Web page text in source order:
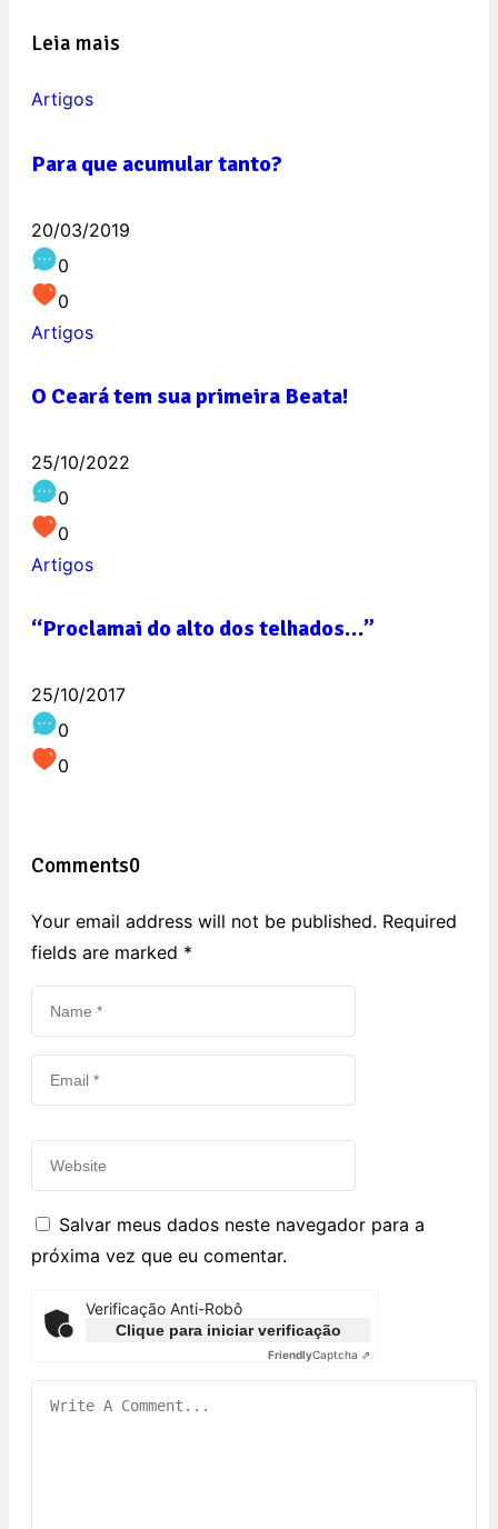
Leia mais
Artigos
Para que acumular tanto?
20/03/2019
0
0
Artigos
O Ceará tem sua primeira Beata!
25/10/2022
0
0
Artigos
“Proclamai do alto dos telhados…”
25/10/2017
0
0
Comments0
Your email address will not be published. Required
fields are marked *
Salvar meus dados neste navegador para a
próxima vez que eu comentar.
Verificação Anti-Robô
Clique para iniciar verificação
FriendlyCaptcha ⇗